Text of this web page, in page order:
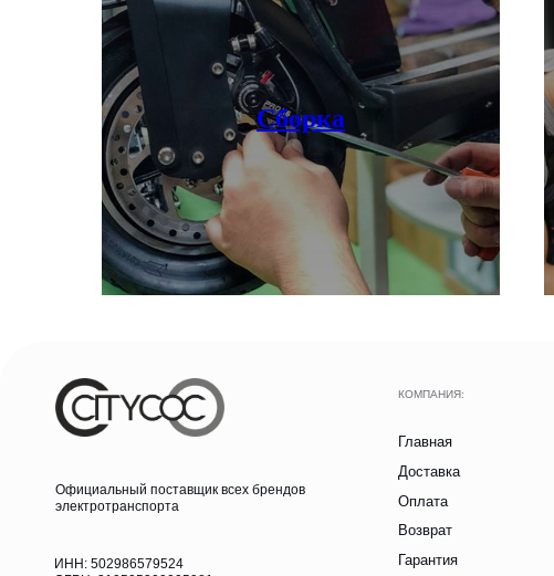
Сборка
Главная
Оплата
Возврат
Контакты
Аксессуары
© CityCoCo Russia Operating Company, LLC. 2019–2026
Записаться на тест-драйв
Получить консультацию
Официальный поставщик всех брендов
электротранспорта
Гарантия
Доставка
ИНН: 502986579524
ОГРН: 319505300005981
ИП Талипов М.Б.